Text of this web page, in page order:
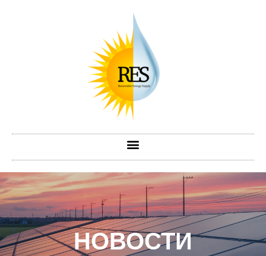
НОВОСТИ